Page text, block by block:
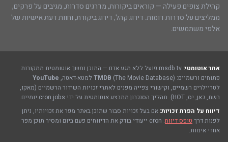
קהילת צופים פעילה — קוראים ביקורות, מדרגים סדרות, מגיבים על פרקים,
ממליצים על סדרות דומות. דירוג קהל, דירוג ביקורת, וחוות דעת אישיות של
אלפי משתמשים.
אתר אוטומטי:
msdb.tv פועל ללא מגע אדם — התוכן נמשך אוטומטית ממקורות
פתוחים ורשמיים:
TMDB (The Movie Database) למטא-דאטה,
YouTube
לטריילרים רשמיים, וקישורי צפייה מפנים לאתרי זכויות השידור הרשמיים (מאקו,
רשת, כאן, יס, HOT). תהליך הסנכרון מתבצע אוטומטית על ידי cron jobs יומיים.
דיווח על הפרת זכויות: אם בעל זכויות סבור שתוכן באתר מפר את זכויותיו, ניתן
לפנות דרך טופס דיווח
. cron ייעודי בודק את הדיווחים פעם ביום ומסיר תוכן מפר
אחרי אימות.